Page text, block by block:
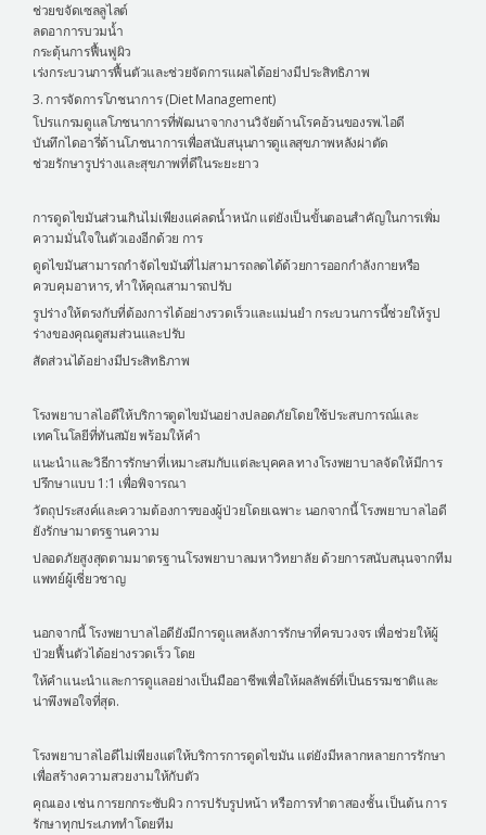
ช่วยขจัดเซลลูไลต์
ลดอาการบวมน้ำ
กระตุ้นการฟื้นฟูผิว
เร่งกระบวนการฟื้นตัวและช่วยจัดการแผลได้อย่างมีประสิทธิภาพ
3. การจัดการโภชนาการ (Diet Management)
โปรแกรมดูแลโภชนาการที่พัฒนาจากงานวิจัยด้านโรคอ้วนของรพ.ไอดี
บันทึกไดอารี่ด้านโภชนาการเพื่อสนับสนุนการดูแลสุขภาพหลังผ่าตัด
ช่วยรักษารูปร่างและสุขภาพที่ดีในระยะยาว
การดูดไขมันส่วนเกินไม่เพียงแค่ลดน้ำหนัก แต่ยังเป็นขั้นตอนสำคัญในการเพิ่ม
ความมั่นใจในตัวเองอีกด้วย การ
ดูดไขมันสามารถกำจัดไขมันที่ไม่สามารถลดได้ด้วยการออกกำลังกายหรือ
ควบคุมอาหาร, ทำให้คุณสามารถปรับ
รูปร่างให้ตรงกับที่ต้องการได้อย่างรวดเร็วและแม่นยำ กระบวนการนี้ช่วยให้รูป
ร่างของคุณดูสมส่วนและปรับ
สัดส่วนได้อย่างมีประสิทธิภาพ
โรงพยาบาลไอดีให้บริการดูดไขมันอย่างปลอดภัยโดยใช้ประสบการณ์และ
เทคโนโลยีที่ทันสมัย พร้อมให้คำ
แนะนำและวิธีการรักษาที่เหมาะสมกับแต่ละบุคคล ทางโรงพยาบาลจัดให้มีการ
ปรึกษาแบบ 1:1 เพื่อพิจารณา
วัตถุประสงค์และความต้องการของผู้ป่วยโดยเฉพาะ นอกจากนี้ โรงพยาบาลไอดี
ยังรักษามาตรฐานความ
ปลอดภัยสูงสุดตามมาตรฐานโรงพยาบาลมหาวิทยาลัย ด้วยการสนับสนุนจากทีม
แพทย์ผู้เชี่ยวชาญ
นอกจากนี้ โรงพยาบาลไอดียังมีการดูแลหลังการรักษาที่ครบวงจร เพื่อช่วยให้ผู้
ป่วยฟื้นตัวได้อย่างรวดเร็ว โดย
ให้คำแนะนำและการดูแลอย่างเป็นมืออาชีพเพื่อให้ผลลัพธ์ที่เป็นธรรมชาติและ
น่าพึงพอใจที่สุด.
โรงพยาบาลไอดีไม่เพียงแต่ให้บริการการดูดไขมัน แต่ยังมีหลากหลายการรักษา
เพื่อสร้างความสวยงามให้กับตัว
คุณเอง เช่น การยกกระชับผิว การปรับรูปหน้า หรือการทำตาสองชั้น เป็นต้น การ
รักษาทุกประเภททำโดยทีม